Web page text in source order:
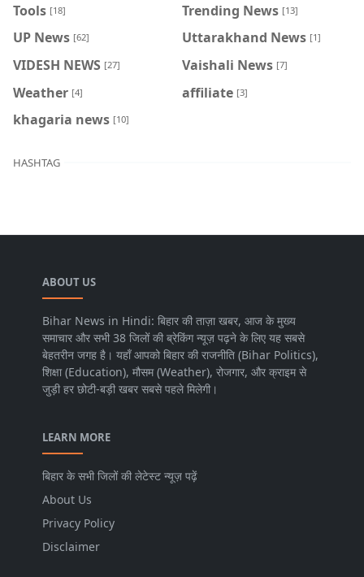
Tools [18] Trending News [13]
UP News [62] Uttarakhand News [1]
VIDESH NEWS [27] Vaishali News [7]
Weather [4] affiliate [3]
khagaria news [10]
HASHTAG
ABOUT US
Bihar News in Hindi: बिहार की ताज़ा खबर, आज के मुख्य
समाचार और सभी 38 जिलों की ब्रेकिंग न्यूज़ पढ़ने के लिए यह सबसे
बेहतरीन जगह है। यहाँ आपको बिहार की राजनीति (Bihar Politics),
शिक्षा (Education), मौसम (Weather), रोजगार, और क्राइम से
जुड़ी हर छोटी-बड़ी खबर सबसे पहले मिलेगी।
LEARN MORE
बिहार के सभी जिलों की लेटेस्ट न्यूज़ पढ़ें
About Us
Privacy Policy
Disclaimer